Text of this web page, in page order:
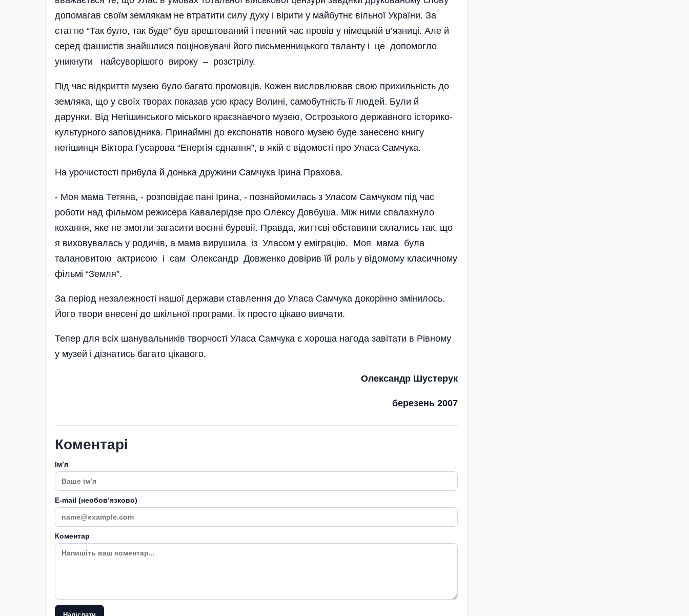
допомагав своїм землякам не втратити силу духу і вірити у майбутнє вільної України. За
статтю “Так було, так буде” був арештований і певний час провів у німецькій в’язниці. Але й
серед фашистів знайшлися поціновувачі його письменницького таланту і це допомогло
уникнути найсуворішого вироку – розстрілу.
Під час відкриття музею було багато промовців. Кожен висловлював свою прихильність до
земляка, що у своїх творах показав усю красу Волині, самобутність її людей. Були й
дарунки. Від Нетішинського міського краєзнавчого музею, Острозького державного історико-
культурного заповідника. Принаймні до експонатів нового музею буде занесено книгу
нетішинця Віктора Гусарова “Енергія єднання”, в якій є відомості про Уласа Самчука.
На урочистості прибула й донька дружини Самчука Ірина Прахова.
- Моя мама Тетяна, - розповідає пані Ірина, - познайомилась з Уласом Самчуком під час
роботи над фільмом режисера Кавалерідзе про Олексу Довбуша. Між ними спалахнуло
кохання, яке не змогли загасити воєнні буревії. Правда, життєві обставини склались так, що
я виховувалась у родичів, а мама вирушила із Уласом у емі­грацію. Моя мама була
талановитою актрисою і сам Олександр Довженко довірив їй роль у відомому класичному
фільмі “Земля”.
За період незалежності нашої держави ставлення до Уласа Самчука докорінно змінилось.
Його твори внесені до шкільної програми. Їх просто цікаво вивчати.
Тепер для всіх шанувальників творчості Уласа Самчука є хороша нагода завітати в Рівному
у музей і дізнатись багато цікавого.
Олександр Шустерук
березень 2007
Коментарі
Імʼя
E-mail (необовʼязково)
Коментар